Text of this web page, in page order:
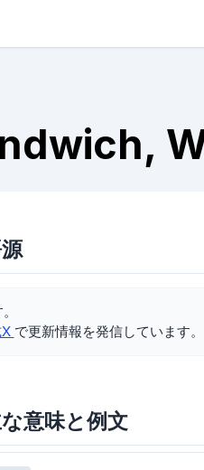
で更新情報を発信しています。
意味と例文